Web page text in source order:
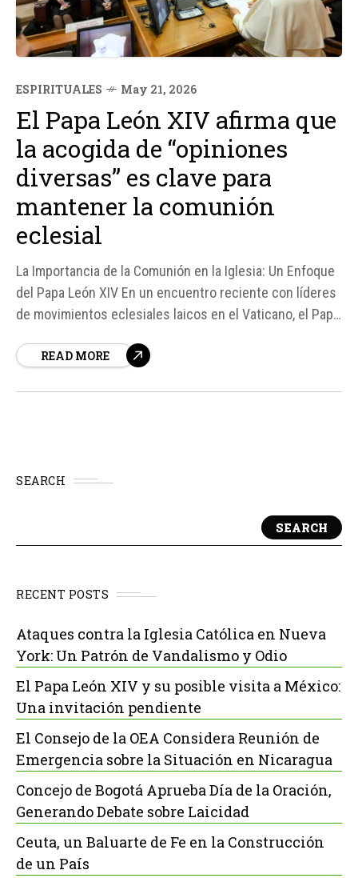
ESPIRITUALES May 21, 2026
El Papa León XIV afirma que
la acogida de “opiniones
diversas” es clave para
mantener la comunión
eclesial
La Importancia de la Comunión en la Iglesia: Un Enfoque
del Papa León XIV En un encuentro reciente con líderes
de movimientos eclesiales laicos en el Vaticano, el Papa
de la Iglesia. Según fuentes, el Papa afirmó que la
READ MORE
SEARCH
SEARCH
RECENT POSTS
Ataques contra la Iglesia Católica en Nueva
York: Un Patrón de Vandalismo y Odio
El Papa León XIV y su posible visita a México:
Una invitación pendiente
El Consejo de la OEA Considera Reunión de
Emergencia sobre la Situación en Nicaragua
Concejo de Bogotá Aprueba Día de la Oración,
Generando Debate sobre Laicidad
Ceuta, un Baluarte de Fe en la Construcción
de un País